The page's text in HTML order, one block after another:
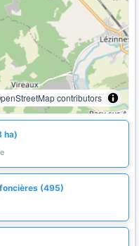
contributors
ha)
(495)